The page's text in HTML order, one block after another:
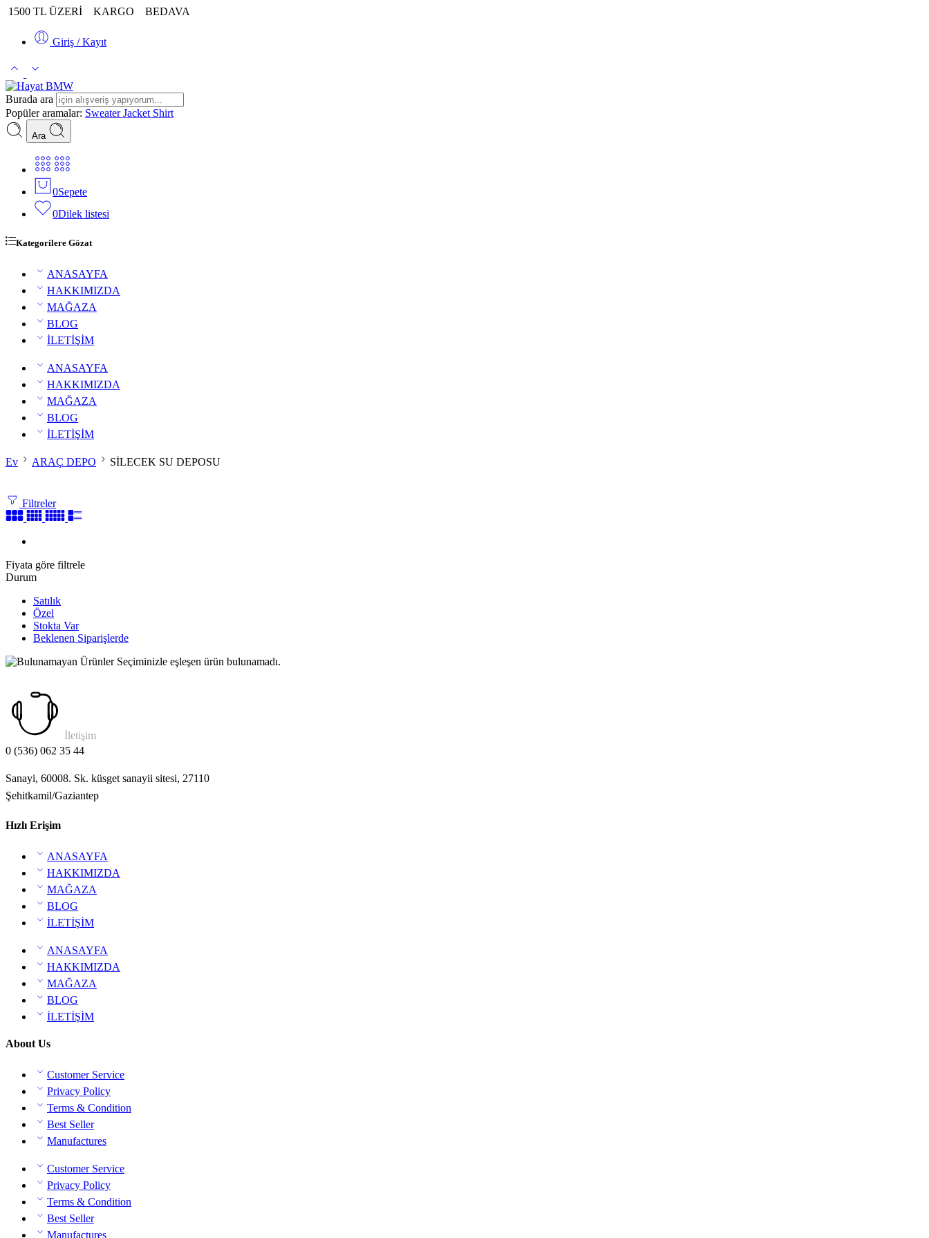
1500 TL ÜZERİ KARGO BEDAVA
Giriş / Kayıt
Burada ara
Popüler aramalar: SweaterJacket Shirt
Ara
0Sepete
0Dilek listesi
Kategorilere Gözat
ANASAYFA
HAKKIMIZDA
MAĞAZA
BLOG
İLETİŞİM
ANASAYFA
HAKKIMIZDA
MAĞAZA
BLOG
İLETİŞİM
Ev ARAÇ DEPO SİLECEK SU DEPOSU
Filtreler
Fiyata göre filtrele
Durum
Satılık
Özel
Stokta Var
Beklenen Siparişlerde
Seçiminizle eşleşen ürün bulunamadı.
İletişim
0 (536) 062 35 44
Sanayi, 60008. Sk. küsget sanayii sitesi, 27110
Şehitkamil/Gaziantep
Hızlı Erişim
ANASAYFA
HAKKIMIZDA
MAĞAZA
BLOG
İLETİŞİM
ANASAYFA
HAKKIMIZDA
MAĞAZA
BLOG
İLETİŞİM
About Us
Customer Service
Privacy Policy
Terms & Condition
Best Seller
Manufactures
Customer Service
Privacy Policy
Terms & Condition
Best Seller
Manufactures